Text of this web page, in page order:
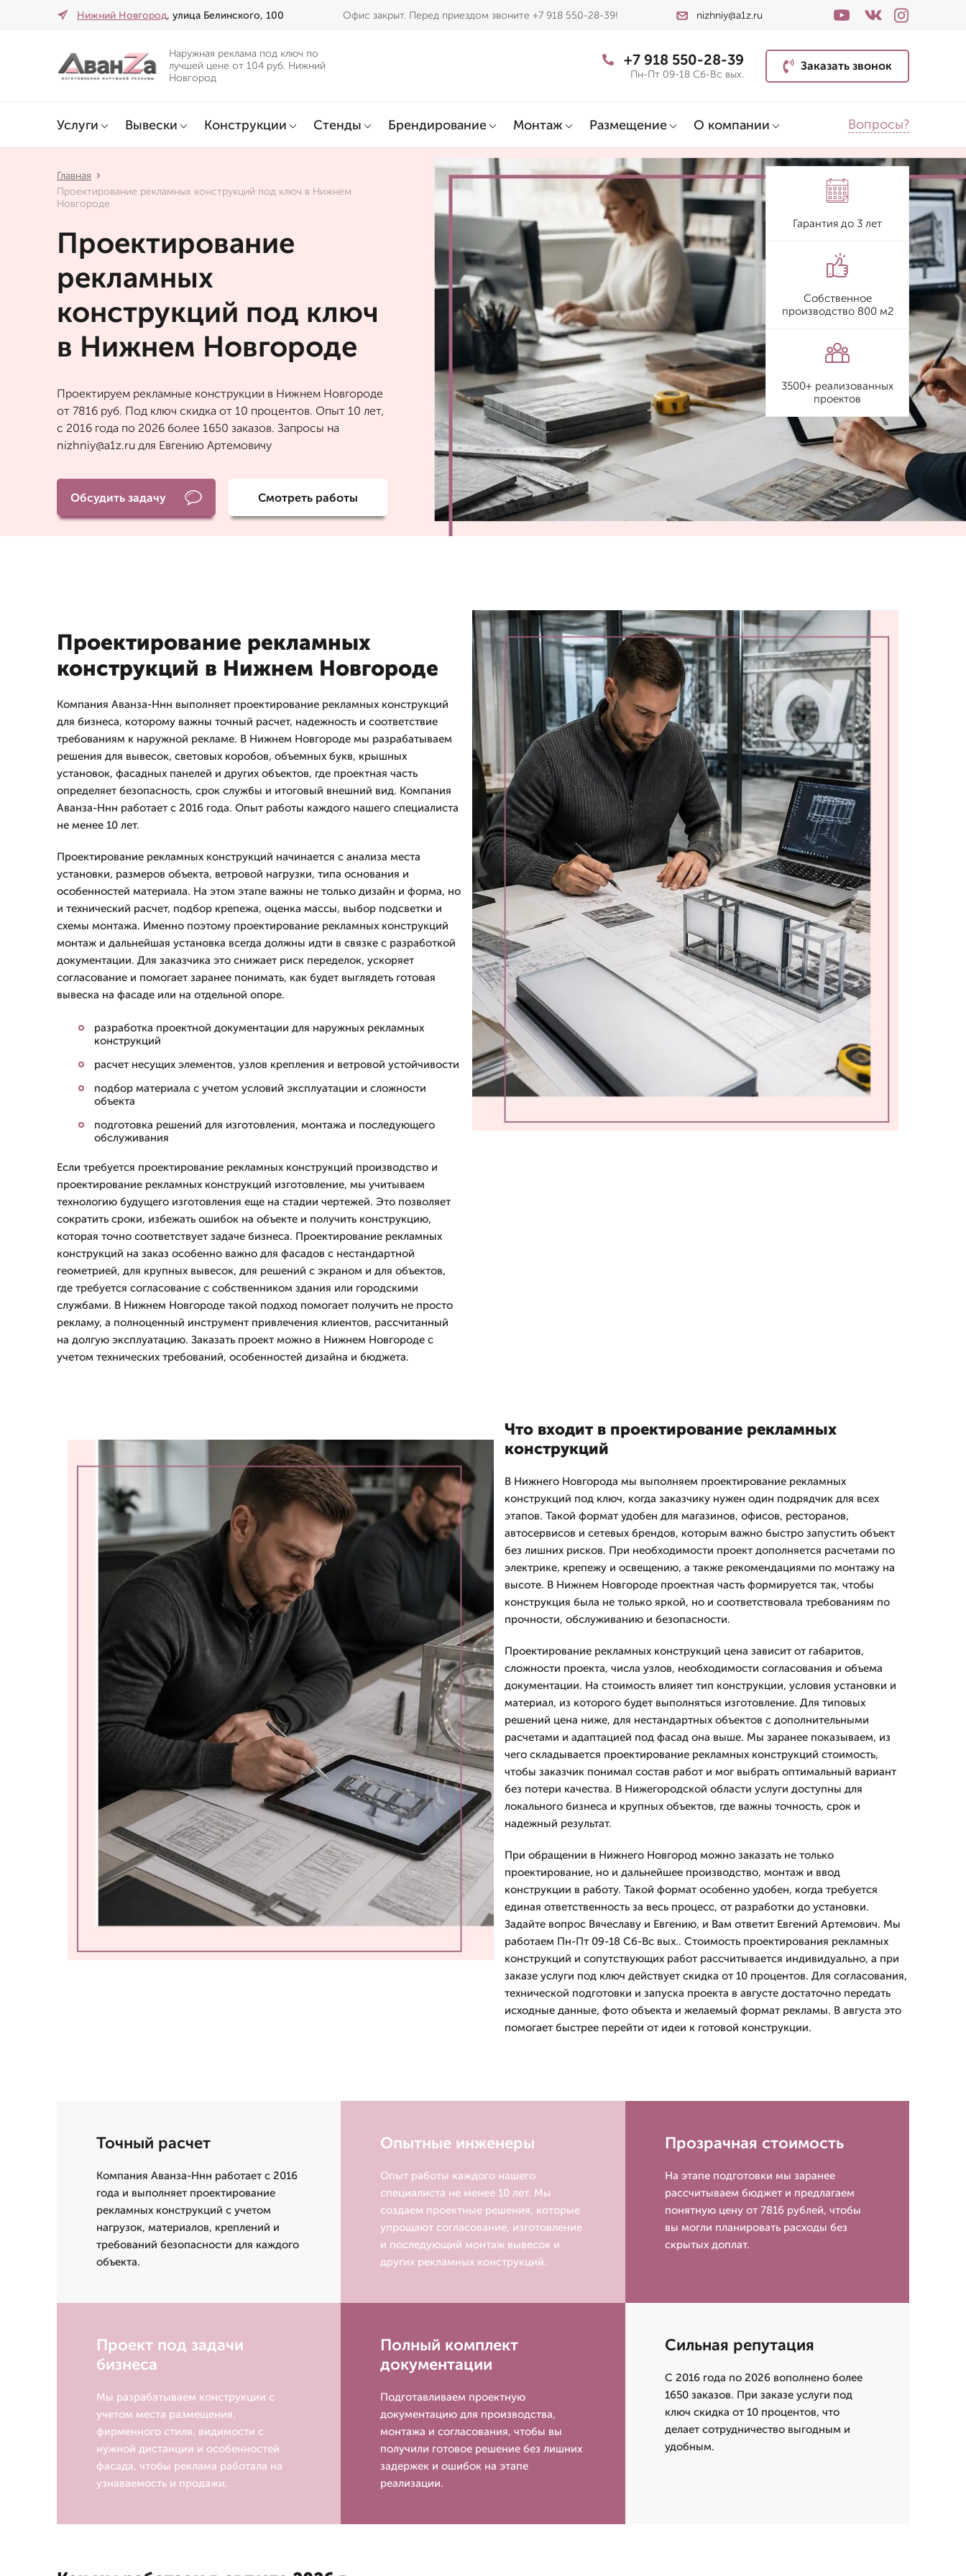
Нижний Новгород, улица Белинского, 100 Офис закрыт. Перед приездом звоните +7 918 550-28-39! nizhniy@a1z.ru
Наружная реклама под ключ по
лучшей цене от 104 руб. Нижний
Новгород
+7 918 550-28-39
Пн-Пт 09-18 Сб-Вс вых.
Заказать звонок
Услуги Вывески Конструкции Стенды Брендирование Монтаж Размещение О компании Вопросы?
Главная
Проектирование рекламных конструкций под ключ в Нижнем
Новгороде
Проектирование
рекламных
конструкций под ключ
в Нижнем Новгороде
Проектируем рекламные конструкции в Нижнем Новгороде
от 7816 руб. Под ключ скидка от 10 процентов. Опыт 10 лет,
с 2016 года по 2026 более 1650 заказов. Запросы на
nizhniy@a1z.ru для Евгению Артемовичу
Обсудить задачу Смотреть работы
Гарантия до 3 лет
Собственное
производство 800 м2
3500+ реализованных
проектов
Проектирование рекламных
конструкций в Нижнем Новгороде
Компания Аванза-Ннн выполняет проектирование рекламных конструкций
для бизнеса, которому важны точный расчет, надежность и соответствие
требованиям к наружной рекламе. В Нижнем Новгороде мы разрабатываем
решения для вывесок, световых коробов, объемных букв, крышных
установок, фасадных панелей и других объектов, где проектная часть
определяет безопасность, срок службы и итоговый внешний вид. Компания
Аванза-Ннн работает с 2016 года. Опыт работы каждого нашего специалиста
не менее 10 лет.
Проектирование рекламных конструкций начинается с анализа места
установки, размеров объекта, ветровой нагрузки, типа основания и
особенностей материала. На этом этапе важны не только дизайн и форма, но
и технический расчет, подбор крепежа, оценка массы, выбор подсветки и
схемы монтажа. Именно поэтому проектирование рекламных конструкций
монтаж и дальнейшая установка всегда должны идти в связке с разработкой
документации. Для заказчика это снижает риск переделок, ускоряет
согласование и помогает заранее понимать, как будет выглядеть готовая
вывеска на фасаде или на отдельной опоре.
разработка проектной документации для наружных рекламных
конструкций
расчет несущих элементов, узлов крепления и ветровой устойчивости
подбор материала с учетом условий эксплуатации и сложности
объекта
подготовка решений для изготовления, монтажа и последующего
обслуживания
Если требуется проектирование рекламных конструкций производство и
проектирование рекламных конструкций изготовление, мы учитываем
технологию будущего изготовления еще на стадии чертежей. Это позволяет
сократить сроки, избежать ошибок на объекте и получить конструкцию,
которая точно соответствует задаче бизнеса. Проектирование рекламных
конструкций на заказ особенно важно для фасадов с нестандартной
геометрией, для крупных вывесок, для решений с экраном и для объектов,
где требуется согласование с собственником здания или городскими
службами. В Нижнем Новгороде такой подход помогает получить не просто
рекламу, а полноценный инструмент привлечения клиентов, рассчитанный
на долгую эксплуатацию. Заказать проект можно в Нижнем Новгороде с
учетом технических требований, особенностей дизайна и бюджета.
Что входит в проектирование рекламных
конструкций
В Нижнего Новгорода мы выполняем проектирование рекламных
конструкций под ключ, когда заказчику нужен один подрядчик для всех
этапов. Такой формат удобен для магазинов, офисов, ресторанов,
автосервисов и сетевых брендов, которым важно быстро запустить объект
без лишних рисков. При необходимости проект дополняется расчетами по
электрике, крепежу и освещению, а также рекомендациями по монтажу на
высоте. В Нижнем Новгороде проектная часть формируется так, чтобы
конструкция была не только яркой, но и соответствовала требованиям по
прочности, обслуживанию и безопасности.
Проектирование рекламных конструкций цена зависит от габаритов,
сложности проекта, числа узлов, необходимости согласования и объема
документации. На стоимость влияет тип конструкции, условия установки и
материал, из которого будет выполняться изготовление. Для типовых
решений цена ниже, для нестандартных объектов с дополнительными
расчетами и адаптацией под фасад она выше. Мы заранее показываем, из
чего складывается проектирование рекламных конструкций стоимость,
чтобы заказчик понимал состав работ и мог выбрать оптимальный вариант
без потери качества. В Нижегородской области услуги доступны для
локального бизнеса и крупных объектов, где важны точность, срок и
надежный результат.
При обращении в Нижнего Новгород можно заказать не только
проектирование, но и дальнейшее производство, монтаж и ввод
конструкции в работу. Такой формат особенно удобен, когда требуется
единая ответственность за весь процесс, от разработки до установки.
Задайте вопрос Вячеславу и Евгению, и Вам ответит Евгений Артемович. Мы
работаем Пн-Пт 09-18 Сб-Вс вых.. Стоимость проектирования рекламных
конструкций и сопутствующих работ рассчитывается индивидуально, а при
заказе услуги под ключ действует скидка от 10 процентов. Для согласования,
технической подготовки и запуска проекта в августе достаточно передать
исходные данные, фото объекта и желаемый формат рекламы. В августа это
помогает быстрее перейти от идеи к готовой конструкции.
Точный расчет
Компания Аванза-Ннн работает с 2016
года и выполняет проектирование
рекламных конструкций с учетом
нагрузок, материалов, креплений и
требований безопасности для каждого
объекта.
Опытные инженеры
Опыт работы каждого нашего
специалиста не менее 10 лет. Мы
создаем проектные решения, которые
упрощают согласование, изготовление
и последующий монтаж вывесок и
других рекламных конструкций.
Прозрачная стоимость
На этапе подготовки мы заранее
рассчитываем бюджет и предлагаем
понятную цену от 7816 рублей, чтобы
вы могли планировать расходы без
скрытых доплат.
Проект под задачи
бизнеса
Мы разрабатываем конструкции с
учетом места размещения,
фирменного стиля, видимости с
нужной дистанции и особенностей
фасада, чтобы реклама работала на
узнаваемость и продажи.
Полный комплект
документации
Подготавливаем проектную
документацию для производства,
монтажа и согласования, чтобы вы
получили готовое решение без лишних
задержек и ошибок на этапе
реализации.
Сильная репутация
С 2016 года по 2026 вополнено более
1650 заказов. При заказе услуги под
ключ скидка от 10 процентов, что
делает сотрудничество выгодным и
удобным.